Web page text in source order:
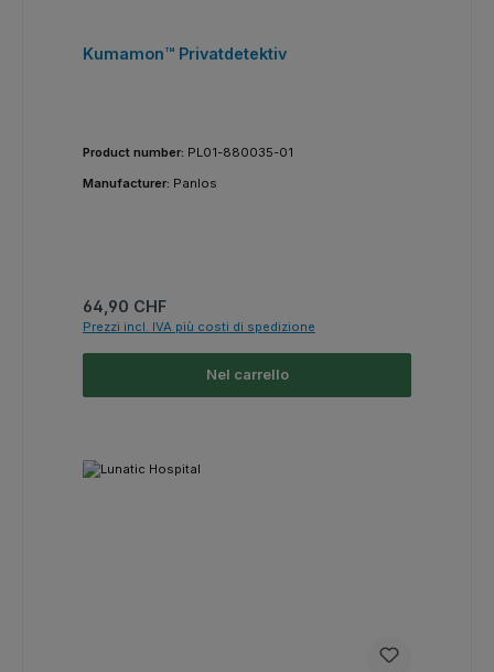
Kumamon™ Privatdetektiv
Product number: PL01-880035-01
Manufacturer: Panlos
Prezzo normale:
64,90 CHF
Prezzi incl. IVA più costi di spedizione
Nel carrello